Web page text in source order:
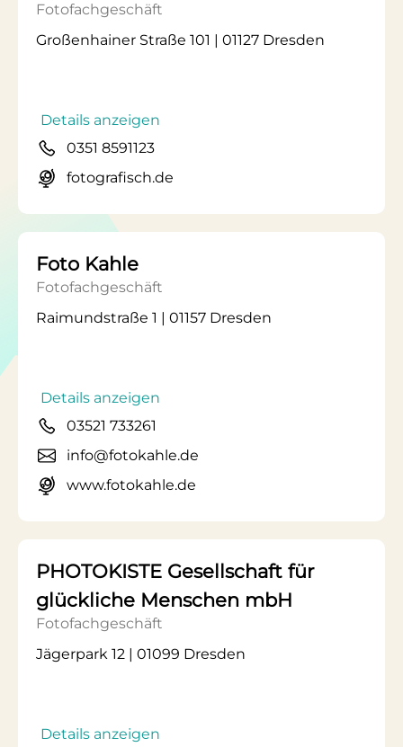
Fotofachgeschäft
Großenhainer Straße 101 | 01127 Dresden
Details anzeigen
0351 8591123
fotografisch.de
Foto Kahle
Fotofachgeschäft
Raimundstraße 1 | 01157 Dresden
Details anzeigen
03521 733261
info@fotokahle.de
www.fotokahle.de
PHOTOKISTE Gesellschaft für
glückliche Menschen mbH
Fotofachgeschäft
Jägerpark 12 | 01099 Dresden
Details anzeigen